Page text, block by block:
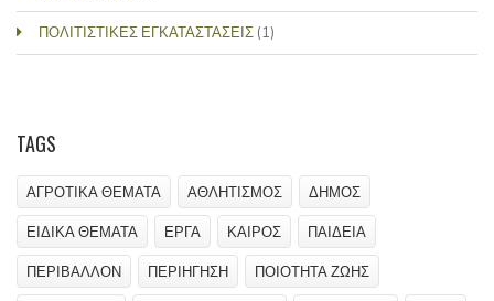
ΠΟΛΙΤΙΣΤΙΚΕΣ ΕΓΚΑΤΑΣΤΑΣΕΙΣ (1)
TAGS
ΑΓΡΟΤΙΚΑ ΘΕΜΑΤΑ ΑΘΛΗΤΙΣΜΟΣ ΔΗΜΟΣ
ΕΙΔΙΚΑ ΘΕΜΑΤΑ ΕΡΓΑ ΚΑΙΡΟΣ ΠΑΙΔΕΙΑ
ΠΕΡΙΒΑΛΛΟΝ ΠΕΡΙΗΓΗΣΗ ΠΟΙΟΤΗΤΑ ΖΩΗΣ